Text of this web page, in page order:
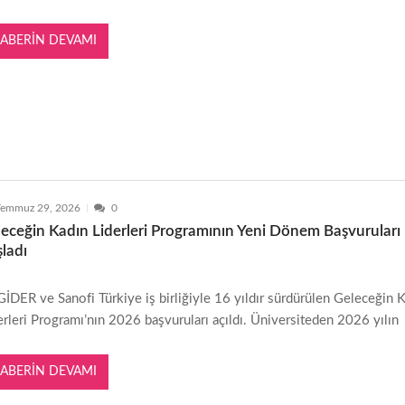
DEVAMI
29, 2026 0
Kadın Liderleri Programının Yeni Dönem Başvuruları
ve Sanofi Türkiye iş birliğiyle 16 yıldır sürdürülen Geleceğin
Programı’nın 2026 başvuruları açıldı. Üniversiteden 2026 yılın
DEVAMI